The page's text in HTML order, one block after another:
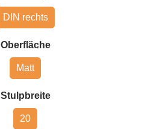
DIN rechts
Oberflächeauswählen
Matt
Stulpbreiteauswählen
20